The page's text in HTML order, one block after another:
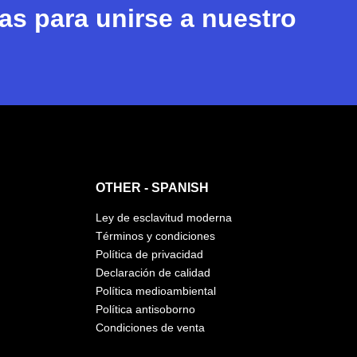
para unirse a nuestro
OTHER - SPANISH
Ley de esclavitud moderna
Términos y condiciones
Política de privacidad
Declaración de calidad
Política medioambiental
Política antisoborno
Condiciones de venta